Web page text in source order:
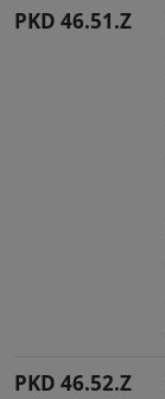
PKD 46.51.Z
PKD 46.52.Z